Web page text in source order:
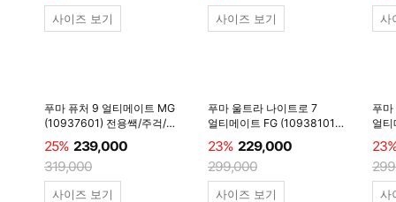
사이즈 보기 사이즈 보기 사
푸마 퓨처 9 얼티메이트 MG
(10937601) 전용쌕/주걱/
양말 #
25% 239,000
319,000
사이즈 보기
푸마 울트라 나이트로 7
얼티메이트 FG (10938101)
전용쌕/주걱/양말 #
23% 229,000
299,000
사이즈 보기
푸
얼
전
사